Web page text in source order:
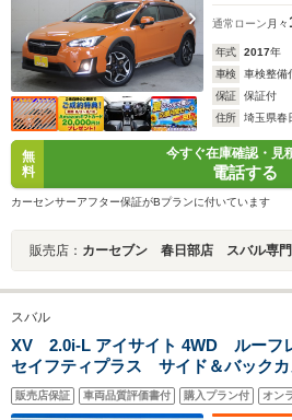
通常ローン 月々
年式 2017年
車検
車検整備
保証
保証付
住所
埼玉県春
無
料
今すぐ在庫確認・見
電話する
カーセンサーアフター保証がBプランに付いています
販売店： カーセブン 春日部店 スバル専
スバル
XV 2.0i-L アイサイト 4WD ルーフ
セイフティプラス サイド＆バック
ル LEDヘッドライト 純正8型SD
ブレコーダー 禁煙車 純正17インチ
販売店保証 車両品質評価書付 購入プラン付 オン